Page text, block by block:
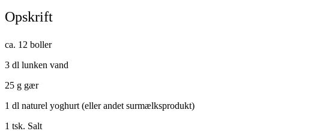
Opskrift
ca. 12 boller
3 dl lunken vand
25 g gær
1 dl naturel yoghurt (eller andet surmælksprodukt)
1 tsk. Salt